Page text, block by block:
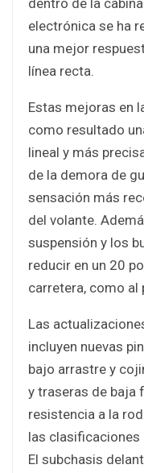
dentro de la
electrónica se ha
una mejor
línea recta.
Estas mejoras en
como resultado
lineal y más
de la demora de
sensación más
del volante.
suspensión y los
reducir en un 20
carretera, como al
Las
incluyen nuevas
bajo arrastre y
y traseras de baja
resistencia a la
las clasificaciones
El subchasis